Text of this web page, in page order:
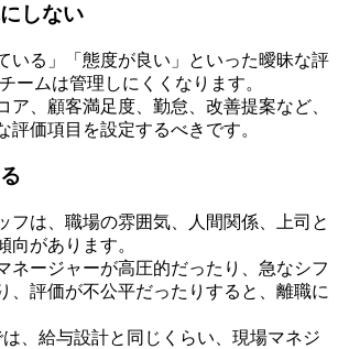
しない
いる」「態度が良い」といった曖昧な評
ームは管理しにくくなります。
ア、顧客満足度、勤怠、改善提案など、
評価項目を設定するべきです。
フは、職場の雰囲気、人間関係、上司と
向があります。
ネージャーが高圧的だったり、急なシフ
、評価が不公平だったりすると、離職に
、給与設計と同じくらい、現場マネジ